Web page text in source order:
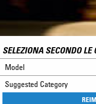
SELEZIONA SECONDO LE
Model
Suggested Category